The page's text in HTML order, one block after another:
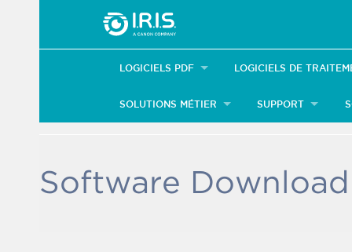
LOGICIELS PDF LOGICIELS DE
SOLUTIONS MÉTIER SUPPORT
Software Download